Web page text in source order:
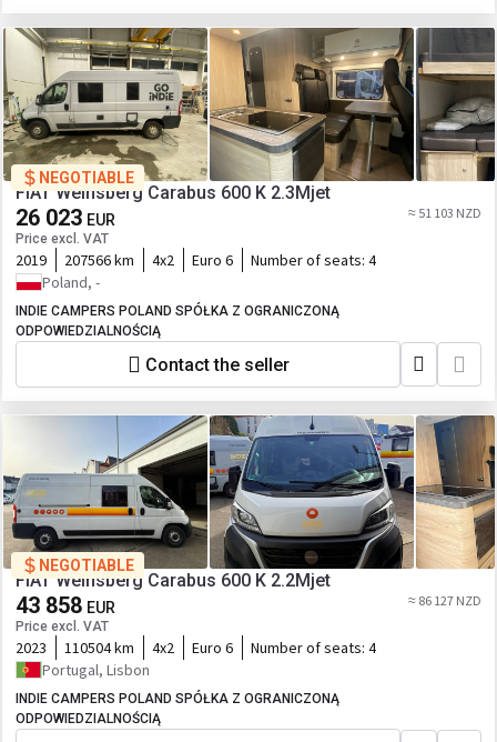
NEGOTIABLE
FIAT Weinsberg Carabus 600 K 2.3Mjet
26 023 EUR
Price excl. VAT
≈ 51 103 NZD
2019 207566 km 4x2 Euro 6 Number of seats: 4
Poland, -
INDIE CAMPERS POLAND SPÓŁKA Z OGRANICZONĄ
ODPOWIEDZIALNOŚCIĄ
Contact the seller
NEGOTIABLE
FIAT Weinsberg Carabus 600 K 2.2Mjet
43 858 EUR
Price excl. VAT
≈ 86 127 NZD
2023 110504 km 4x2 Euro 6 Number of seats: 4
Portugal, Lisbon
INDIE CAMPERS POLAND SPÓŁKA Z OGRANICZONĄ
ODPOWIEDZIALNOŚCIĄ